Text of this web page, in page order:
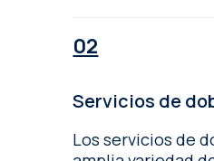
Servicios de
Los servicios de